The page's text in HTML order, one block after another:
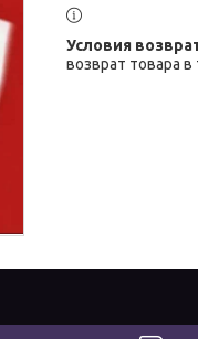
возврат товара